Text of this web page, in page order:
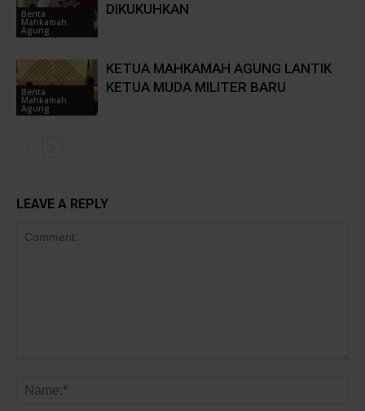
Berita
Mahkamah
Agung
DIKUKUHKAN
Berita
Mahkamah
Agung
KETUA MAHKAMAH AGUNG LANTIK
KETUA MUDA MILITER BARU
LEAVE A REPLY